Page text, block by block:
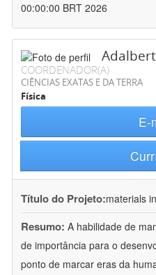
00:00:00 BRT 2026
COORDENADOR(A)
CIÊNCIAS EXATAS E DA TERRA
Física
E-
Título do Projeto:materials
Resumo: A habilidade de
de importância para o
ponto de marcar eras da